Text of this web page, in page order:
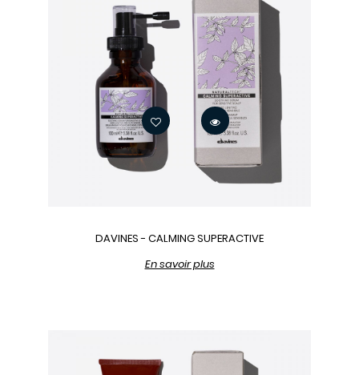
DAVINES - CALMING SUPERACTIVE
En savoir plus